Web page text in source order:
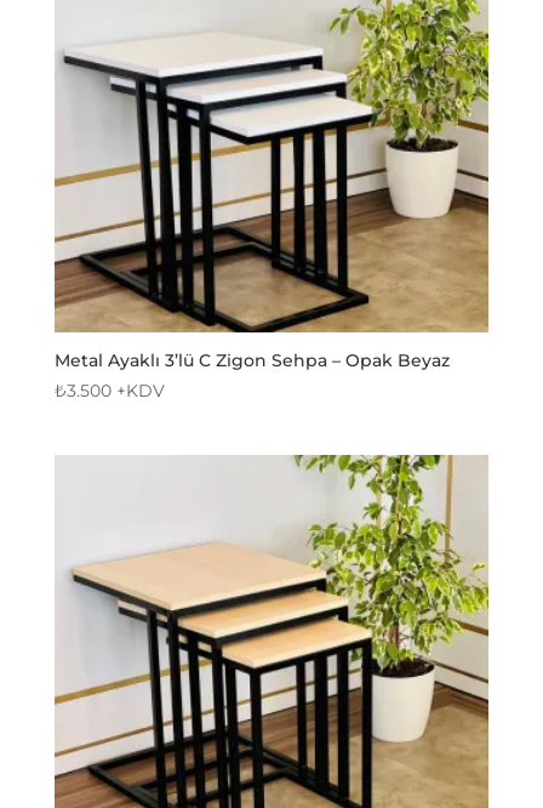
Metal Ayaklı 3’lü C Zigon Sehpa – Opak Beyaz
₺3.500 +KDV